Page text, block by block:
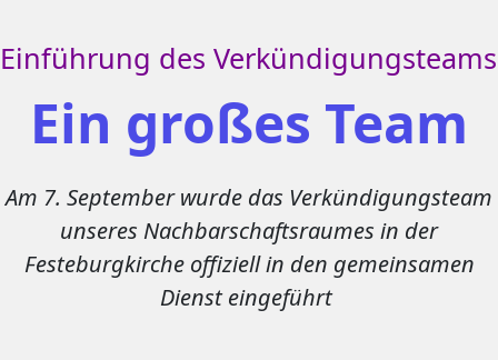
Einführung des Verkündigungsteams
Ein großes Team
Am 7. September wurde das Verkündigungsteam
unseres Nachbarschaftsraumes in der
Festeburgkirche offiziell in den gemeinsamen
Dienst eingeführt